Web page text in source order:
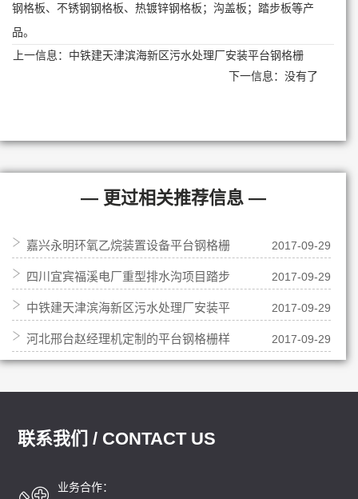
钢格板、不锈钢钢格板、热镀锌钢格板；沟盖板；踏步板等产
品。
上一信息： 中铁建天津滨海新区污水处理厂安装平台钢格栅
下一信息：没有了
— 更过相关推荐信息 —
嘉兴永明环氧乙烷装置设备平台钢格栅
改造项目
2017-09-29
四川宜宾福溪电厂重型排水沟项目踏步
板项目
2017-09-29
中铁建天津滨海新区污水处理厂安装平
台钢格栅
2017-09-29
河北邢台赵经理机定制的平台钢格栅样 2017-09-29
联系我们 / CONTACT US
业务合作：